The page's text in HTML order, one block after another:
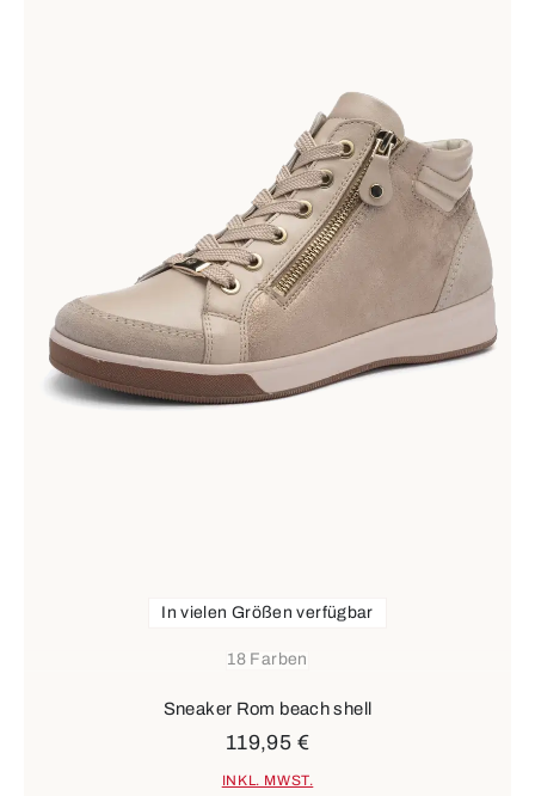
18 Farben
In vielen Größen verfügbar
Sneaker Rom beach shell
119,95 €
INKL. MWST.